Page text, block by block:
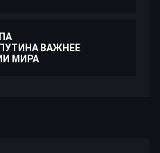
ВАЖНЕЕ
МИРА